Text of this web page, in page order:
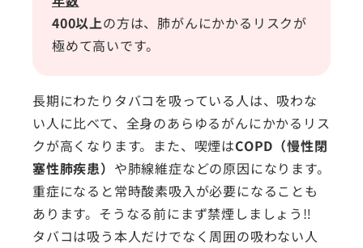
400以上の方は、肺がんにかかるリスクが
極めて高いです。
長期にわたりタバコを吸っている人は、吸わな
い人に比べて、全身のあらゆるがんにかかるリス
クが高くなります。また、喫煙はCOPD（慢性閉
塞性肺疾患） や肺線維症などの原因になります。
重症になると常時酸素吸入が必要になることも
あります。そうなる前にまず禁煙しましょう‼
タバコは吸う本人だけでなく周囲の吸わない人